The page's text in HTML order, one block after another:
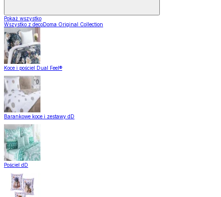
Pokaż wszystko
Wszystko z decoDoma Original Collection
Koce i pościel Dual Feel®
Barankowe koce i zestawy dD
Pościel dD